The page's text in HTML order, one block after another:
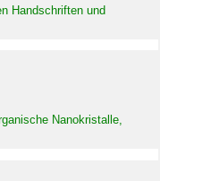
Handschriften und
Nanokristalle,